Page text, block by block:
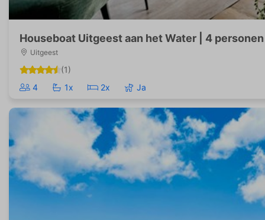
Houseboat Uitgeest aan het Water | 4 personen
Uitgeest
(1)
4
1x 2x Ja